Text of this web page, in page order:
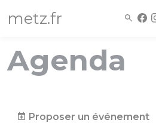
metz.fr
Agenda
Proposer un événement